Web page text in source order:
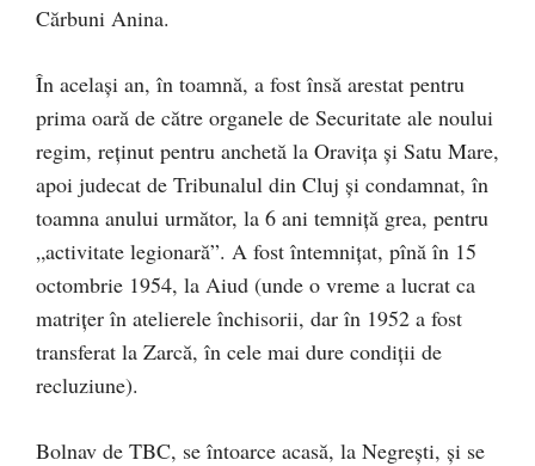
Cărbuni Ani­na.
În același an, în toamnă, a fost însă arestat pentru
prima oară de către organele de Securitate ale noului
regim, reținut pentru anchetă la Oravița și Satu Mare,
apoi judecat de Tribunalul din Cluj și condamnat, în
toamna anului următor, la 6 ani temniţă grea, pentru
„activitate legionară”. A fost întemnițat, pînă în 15
octombrie 1954, la Aiud (unde o vreme a lucrat ca
matriţer în atelierele închisorii, dar în 1952 a fost
trans­fe­rat la Zarcă, în cele mai dure condiții de
recluziune).
Bolnav de TBC, se întoarce acasă, la Negreşti, și se